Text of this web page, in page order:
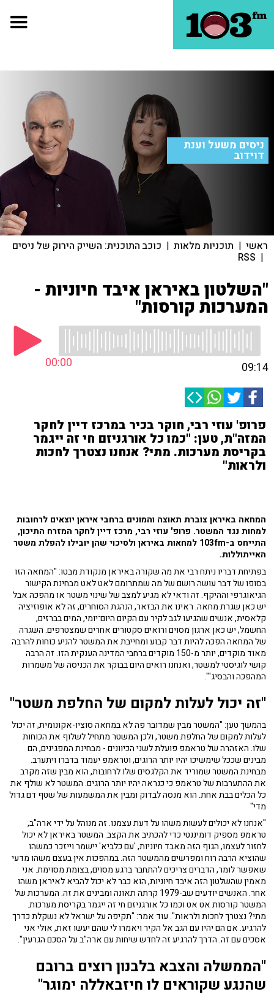
ניסים משעל וענת
דוידוב
ראשי | תוכניות מלאות | כוכב התוכנית: השייק הירוק של ניסים
|
RSS
"השלטון באיראן איבד חיוניות -
המערכות קורסות"
00:00 09:14
פרופ' עוזי רבי, חוקר בכיר במרכז דיין לחקר
המזה"ת, טען: "כמו כל אורגניזם חי זה ייגמר
בקריסת מערכות. מתי? אנחנו נצטרך לחכות
ולראות"
המחאה באיראן צוברת תאוצה והמונים ברחבי איראן יוצאים לרחובות
למחות נגד המשטר. פרופ' עוזי רבי, מרכז דיין לחקר המזרח התיכון,
התייחס ב-103fm למחאות באיראן ולסיכוי שהן יובילו להפלת משטר
האייתוללות.
בפתיחת דבריו ניתח רבי את מה שקורה באיראן מנקודת מבטו: "המחאה הזו
בסופו של דבר עושה רושם של מה שמתרומם לאט לאט מבחינת הקישור
הגיאוגרפי וההיקף. זה ודאי לא מגיע למצב של שינוי משטר או מהפכה אבל
יש כאן שגרת מחאה. ראינו את הבזאר, הנהגת הסוחרים, זה לא אופוזיציה
קלאסית, אנשים שהגיעו לגב לקיר עם הקיום היום־יומי, המים בברזים,
החשמל, יש כאן ארגון מסוים ורואים סקטורים אחרים שמצטרפים. השגרה
של המחאה הפכה להיות דבר קבוע ומחייבת את המשטר להניע כוחות להרבה
מאוד מוקדים, יותר מ-150 מוקדים ברחבי המדינה הענקית הזו. זה הרבה
קושי לוגיסטי למשטר, ואנחנו רואים היום בבוקר את הכניסה של משמרות
המהפכה והבסיג'".
"זה יכול לעלות למקום של החלפת משטר"
בהמשך טען: "המשטר מבין שמדובר פה לא במחאה סוציו-אקונומית, זה יכול
לעלות למקום של החלפת משטר, ולכן המשטר מתחיל לשלוף את הכוחות
שלו. האזהרה של טראמפ פועלת לשני הכיוונים - מבחינת המפגינים, הם
מבינים שככל שימשיכו יהיו יותר הרוגים, וטראמפ יעמוד בדברו ויתערב.
מבחינת המשטר שמוריד את הקלגסים שלו לרחובות, הוא מבין שזה מקרב
את ההתערבות של טראמפ כי כנראה יהיו יותר הרוגים. המשטר לא שולף את
כל הכלים בבת אחת. הוא מנסה לבדוק ומבין את המשמעות של שטף דם גדול
מדי"
"אנחנו לא יכולים לעשות משהו על דעת עצמנו. זה מנוהל על ידי ארה"ב,
טראמפ מספיק דומיננטי כדי להכתיב את הקצב. המשטר באיראן לא יכול
לחזור לעצמו, הגוף הזה מאבד חיוניות, 'עם כלביא' יישמר וייזכר כמשהו
שהוציא הרבה רוח ומפרשים מהמשטר הזה. במהפכות אין בעצם משהו מדעי
שאפשר לומר, הדברים צריכים להתחבר ברגע מסוים, בצומת מסוימת. אני
מאמין שהשלטון הזה איבד חיוניות, הוא כבר לא יכול להביא לאיראן משהו
אחר. האנשים יודעים שב-1979 קרתה תאונה ומבינים את זה. המערכות של
המשטר קורסות אט אט וכמו כל אורגניזם חי זה ייגמר בקריסת מערכות.
מתי? נצטרך לחכות ולראות". עוד אמר: "תקיפה על ישראל לא נשקלת כדרך
להרגיע. אם הם יהיו עם הגב אל הקיר ויאמרו לי שהם יעשו זאת, אולי אני
אסכים עם זה. הדרך להרגיע זה לחדש שיחות עם ארה"ב על הסכם הגרעין".
"הממשלה והצבא בלבנון רוצים ברובם
שהנגע שקוראים לו חיזבאללה ימוגר"